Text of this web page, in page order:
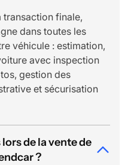
finale,
dans toutes les
véhicule : estimation,
avec inspection
gestion des
et sécurisation
de la vente de
?